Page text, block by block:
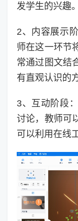
发学生的兴趣。
2、内容展示
师在这一环节
常通过图文结
有直观认识的
3、互动阶段
讨论，教师可
可以利用在线